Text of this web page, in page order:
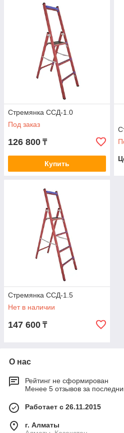
Стремянка ССД-1.0
Под заказ
126 800 ₸
Купить
Стремянка ССД-1.5
Нет в наличии
147 600 ₸
О нас
Рейтинг не сформирован
Менее 5 отзывов за
Работает с 26.11.2015
г. Алматы